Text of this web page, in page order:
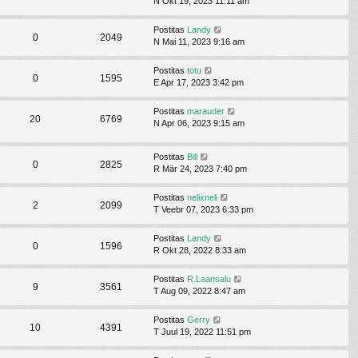
0 2049
Postitas Landy
N Mai 11, 2023 9:16 am
0 1595
Postitas totu
E Apr 17, 2023 3:42 pm
20 6769
Postitas marauder
N Apr 06, 2023 9:15 am
0 2825
Postitas Bill
R Mär 24, 2023 7:40 pm
2 2099
Postitas nelixneli
T Veebr 07, 2023 6:33 pm
0 1596
Postitas Landy
R Okt 28, 2022 8:33 am
9 3561
Postitas R.Laansalu
T Aug 09, 2022 8:47 am
10 4391
Postitas Gerry
T Juul 19, 2022 11:51 pm